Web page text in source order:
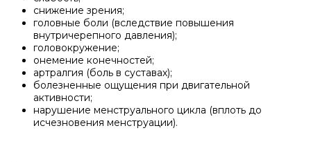
снижение зрения;
головные боли (вследствие повышения
внутричерепного давления);
головокружение;
онемение конечностей;
артралгия (боль в суставах);
болезненные ощущения при двигательной
активности;
нарушение менструального цикла (вплоть до
исчезновения менструации).